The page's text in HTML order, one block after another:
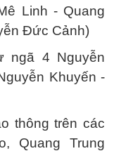
Linh - Quang
Đức Cảnh)
ngã 4 Nguyễn
Khuyến -
thông trên các
Quang Trung